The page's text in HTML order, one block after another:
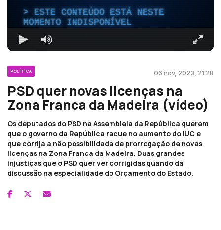
ESTE CONTEÚDO ESTÁ NESTE
MOMENTO INDISPONÍVEL
POLÍTICA 06 nov, 2023, 21:28
PSD quer novas licenças na
Zona Franca da Madeira (vídeo)
Os deputados do PSD na Assembleia da República querem
que o governo da República recue no aumento do IUC e
que corrija a não possibilidade de prorrogação de novas
licenças na Zona Franca da Madeira. Duas grandes
injustiças que o PSD quer ver corrigidas quando da
discussão na especialidade do Orçamento do Estado.